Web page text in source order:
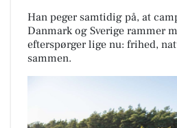
Han peger samtidig på, at
Danmark og Sverige rammer
efterspørger lige nu: frihed,
sammen.